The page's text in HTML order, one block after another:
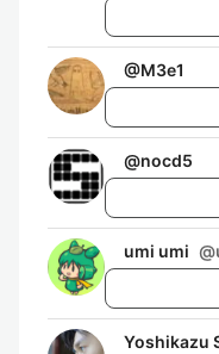
@M3e1
@nocd5
umi umi @
Yoshikazu